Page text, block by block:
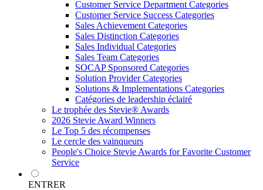
Customer Service Department Categories
Customer Service Success Categories
Sales Achievement Categories
Sales Distinction Categories
Sales Individual Categories
Sales Team Categories
SOCAP Sponsored Categories
Solution Provider Categories
Solutions & Implementations Categories
Catégories de leadership éclairé
Le trophée des Stevie® Awards
2026 Stevie Award Winners
Le Top 5 des récompenses
Le cercle des vainqueurs
People's Choice Stevie Awards for Favorite Customer
Service
ENTRER